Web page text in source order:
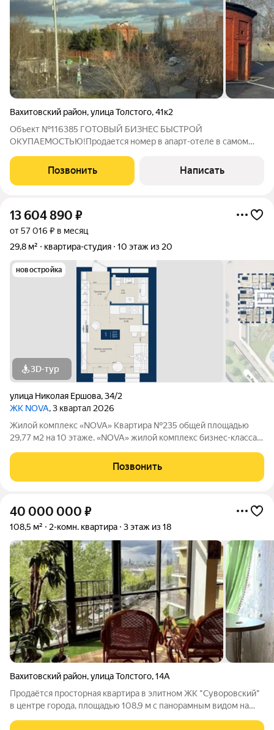
Вахитовский район,улица Толстого,41к2
Объект №116385 ГОТОВЫЙ БИЗНЕС БЫСТРОЙ
ОКУПАЕМОСТЬЮ!Продается номер в апарт-отеле в самом
месяц 140.000 + Прибыль в месяц 100.000 + Адрес: ул.
Толстого 41к2, рядом с центральной набережной
Позвонить Написать
13 604 890 ₽
от 57 016 ₽ в месяц
29,8 м²
квартира-студия 10 этаж из 20
новостройка
3D-тур
улица Николая Ершова,34/2
ЖК NOVA, 3 квартал 2026
Жилой комплекс «NOVA» Квартира №235 общей площадью
29,77 м2 на 10 этаже. «NOVA» жилой комплекс бизнес-клаcсa
бизнес-класса собраны в одном месте. На территории ЖК
расположены торговые галереи,
Позвонить
40 000 000 ₽
108,5 м² 2-комн. квартира 3 этаж из 18
Вахитовский район,улица Толстого,14А
Пpoдаётся простoрная кваpтира в элитном ЖК "Суворовский"
в центре города, площадью 108,9 м с панoрaмным видом на